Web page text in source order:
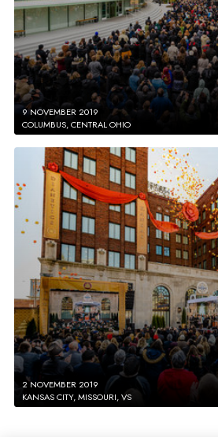
9 NOVEMBER 2019
COLUMBUS, CENTRAL OHIO
2 NOVEMBER 2019
KANSAS CITY, MISSOURI, VS